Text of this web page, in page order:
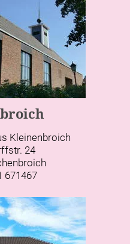
Kleinenbroich
24
671467